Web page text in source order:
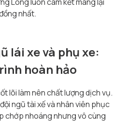
nhất.
lái xe và phụ xe:
hoàn hảo
lõi làm nên chất lượng dịch vụ.
ngũ tài xế và nhân viên phục
chớp nhoáng nhưng vô cùng